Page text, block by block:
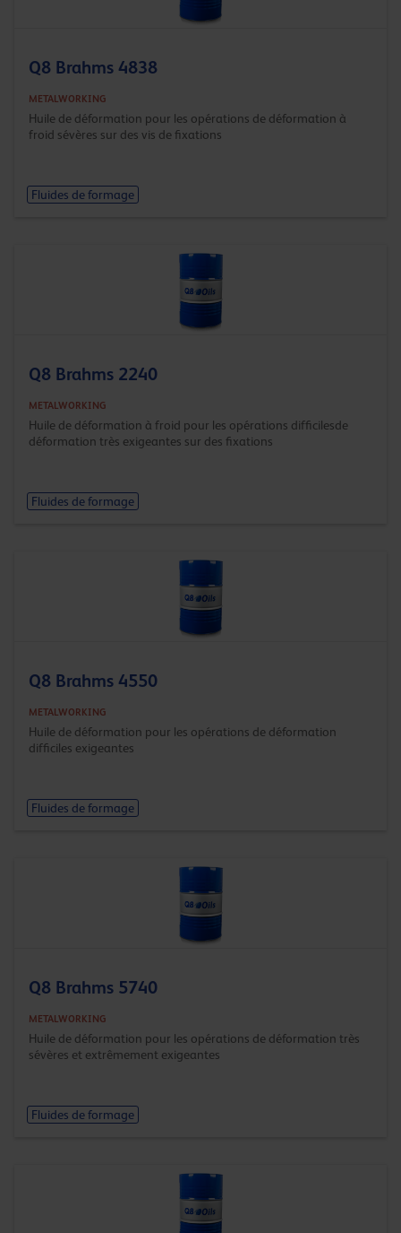
Q8 Brahms 4838
METALWORKING
Huile de déformation pour les opérations de déformation à
froid sévères sur des vis de fixations
Fluides de formage
Q8 Brahms 2240
METALWORKING
Huile de déformation à froid pour les opérations difficilesde
déformation très exigeantes sur des fixations
Fluides de formage
Q8 Brahms 4550
METALWORKING
Huile de déformation pour les opérations de déformation
difficiles exigeantes
Fluides de formage
Q8 Brahms 5740
METALWORKING
Huile de déformation pour les opérations de déformation très
sévères et extrêmement exigeantes
Fluides de formage